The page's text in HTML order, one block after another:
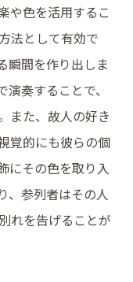
や色を活用するこ
法として有効で
瞬間を作り出しま
奏することで、
また、故人の好き
覚的にも彼らの個
にその色を取り入
、参列者はその人
れを告げることが